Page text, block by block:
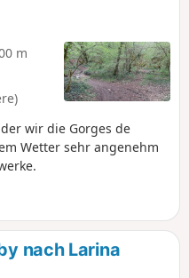
m
wir die Gorges de
Wetter sehr angenehm
nach Larina